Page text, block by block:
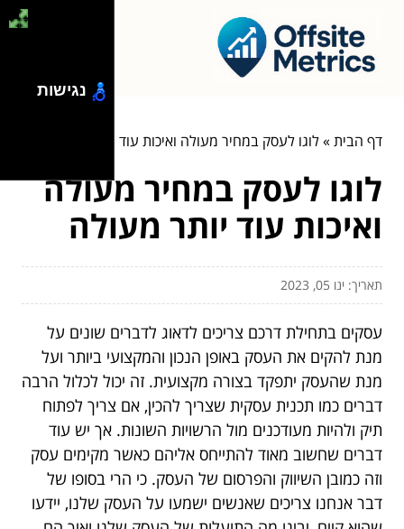
דף הבית»לוגו לעסק במחיר מעולה ואיכות עוד יותר מעולה
לוגו לעסק במחיר מעולה
ואיכות עוד יותר מעולה
תאריך: ינו 05, 2023
עסקים בתחילת דרכם צריכים לדאוג לדברים שונים על
מנת להקים את העסק באופן הנכון והמקצועי ביותר ועל
מנת שהעסק יתפקד בצורה מקצועית. זה יכול לכלול הרבה
דברים כמו תכנית עסקית שצריך להכין, אם צריך לפתוח
תיק ולהיות מעודכנים מול הרשויות השונות. אך יש עוד
דברים שחשוב מאוד להתייחס אליהם כאשר מקימים עסק
וזה כמובן השיווק והפרסום של העסק. כי הרי בסופו של
דבר אנחנו צריכים שאנשים ישמעו על העסק שלנו, יידעו
נגישות